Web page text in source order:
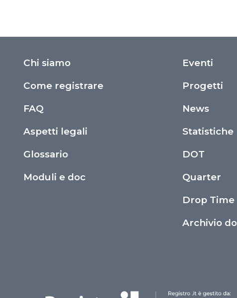
Chi siamo
Come registrare
FAQ
Aspetti legali
Glossario
Moduli e doc
Eventi
Progetti
News
Statistiche
DOT
Quarter
Drop Time
Archivio